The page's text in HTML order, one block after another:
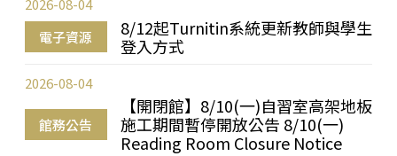
電子資源
8/12起Turnitin系統更新教師與學生
登入方式
2026-08-04
館務公告
【開閉館】8/10(一)自習室高架地板
施工期間暫停開放公告 8/10(一)
Reading Room Closure Notice
2026-08-04